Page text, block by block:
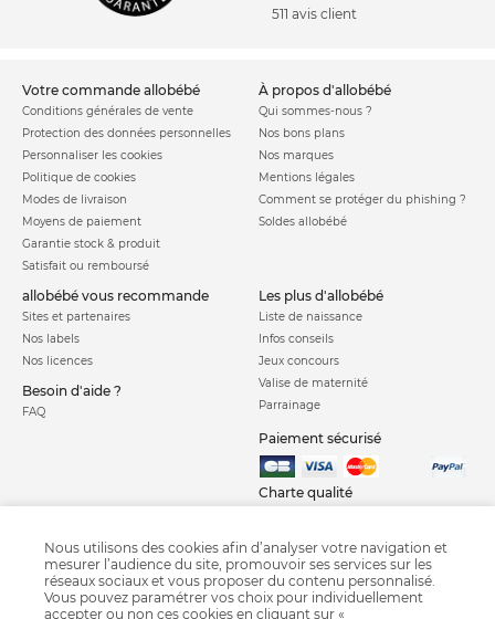
511 avis client
votre commande allobébé
Conditions générales de vente
Protection des données personnelles
Personnaliser les cookies
Politique de cookies
Modes de livraison
Moyens de paiement
Garantie stock & produit
Satisfait ou remboursé
à propos d'allobébé
Qui sommes-nous ?
Nos bons plans
Nos marques
Mentions légales
Comment se protéger du phishing ?
Soldes allobébé
allobébé vous recommande
Sites et partenaires
Nos labels
Nos licences
Besoin d'aide ?
FAQ
les plus d'allobébé
Liste de naissance
Infos conseils
Jeux concours
Valise de maternité
Parrainage
Paiement sécurisé
Charte qualité
Nous utilisons des cookies afin d’analyser votre navigation et
mesurer l’audience du site, promouvoir ses services sur les
réseaux sociaux et vous proposer du contenu personnalisé.
Vous pouvez paramétrer vos choix pour individuellement
accepter ou non ces cookies en cliquant sur «